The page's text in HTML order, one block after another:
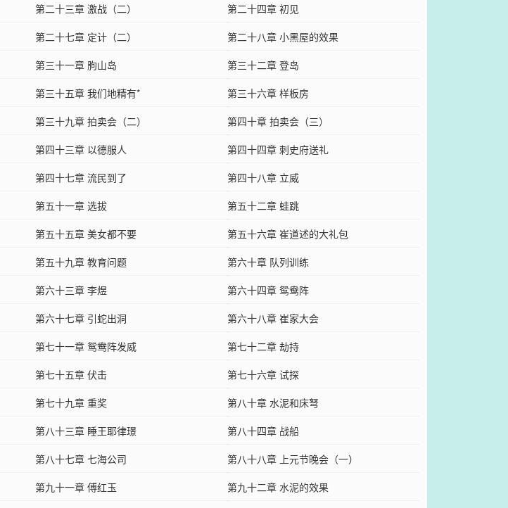
第二十三章 激战（二）
第二十四章 初见
第二十七章 定计（二）
第二十八章 小黑屋的效果
第三十一章 朐山岛
第三十二章 登岛
第三十五章 我们地精有*
第三十六章 样板房
第三十九章 拍卖会（二）
第四十章 拍卖会（三）
第四十三章 以德服人
第四十四章 刺史府送礼
第四十七章 流民到了
第四十八章 立威
第五十一章 选拔
第五十二章 蛙跳
第五十五章 美女都不要
第五十六章 崔道述的大礼包
第五十九章 教育问题
第六十章 队列训练
第六十三章 李煜
第六十四章 鸳鸯阵
第六十七章 引蛇出洞
第六十八章 崔家大会
第七十一章 鸳鸯阵发威
第七十二章 劫持
第七十五章 伏击
第七十六章 试探
第七十九章 重奖
第八十章 水泥和床弩
第八十三章 睡王耶律璟
第八十四章 战船
第八十七章 七海公司
第八十八章 上元节晚会（一）
第九十一章 傅红玉
第九十二章 水泥的效果